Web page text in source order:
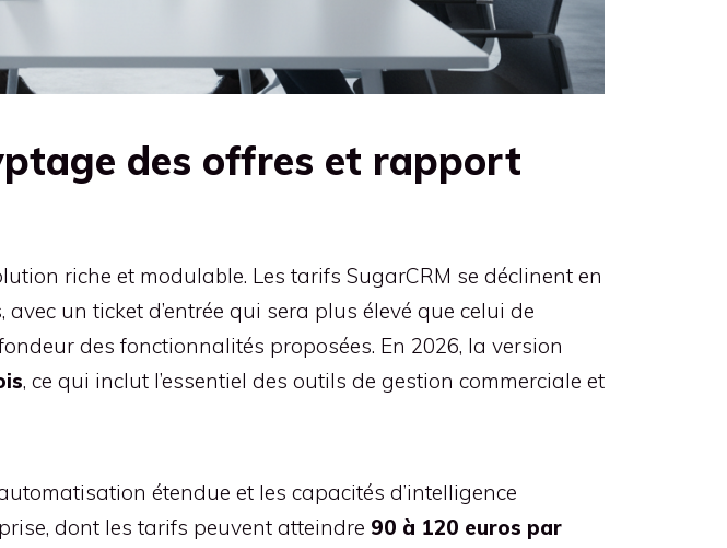
des offres et rapport
riche et modulable. Les tarifs SugarCRM se déclinent en
un ticket d’entrée qui sera plus élevé que celui de
des fonctionnalités proposées. En 2026, la version
, ce qui inclut l’essentiel des outils de gestion commerciale et
étendue et les capacités d’intelligence
dont les tarifs peuvent atteindre 90 à 120 euros par